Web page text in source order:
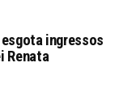
ingressos
Renata